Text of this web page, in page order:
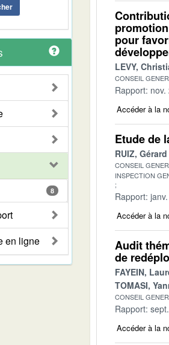
8
en ligne
pour
LEVY,
CONSEIL
Rapport: nov.
Accéder à la
Etude de
RUIZ, Gérard
CONSEIL
INSPECTION
Rapport:
Accéder à la
Audit
de
FAYEIN,
TOMASI,
CONSEIL
Rapport:
Accéder à la